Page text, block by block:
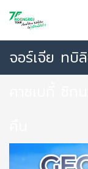
จอร์เจีย ทบิ